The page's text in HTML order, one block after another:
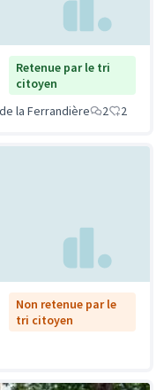
Retenue par le tri
citoyen
la Ferrandière
2 2
Non retenue par le
tri citoyen